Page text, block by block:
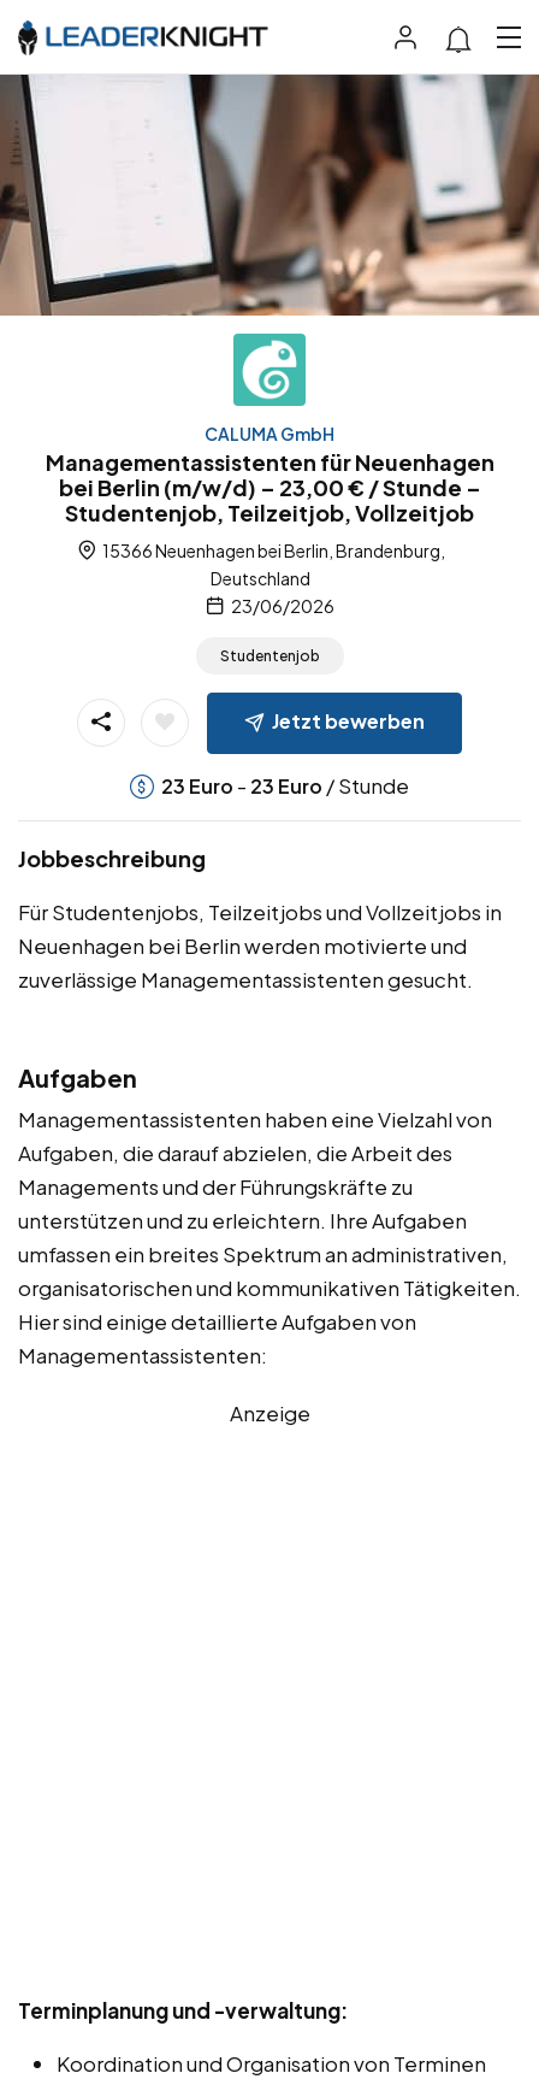
CALUMA GmbH
Managementassistenten für Neuenhagen
bei Berlin (m/w/d) – 23,00 € / Stunde –
Studentenjob, Teilzeitjob, Vollzeitjob
15366 Neuenhagen bei Berlin, Brandenburg,
Deutschland
23/06/2026
Studentenjob
Jetzt bewerben
23 Euro - 23 Euro / Stunde
Jobbeschreibung
Für Studentenjobs, Teilzeitjobs und Vollzeitjobs in
Neuenhagen bei Berlin werden motivierte und
zuverlässige Managementassistenten gesucht.
Aufgaben
Managementassistenten haben eine Vielzahl von
Aufgaben, die darauf abzielen, die Arbeit des
Managements und der Führungskräfte zu
unterstützen und zu erleichtern. Ihre Aufgaben
umfassen ein breites Spektrum an administrativen,
organisatorischen und kommunikativen Tätigkeiten.
Hier sind einige detaillierte Aufgaben von
Managementassistenten:
Anzeige
Terminplanung und -verwaltung:
Koordination und Organisation von Terminen